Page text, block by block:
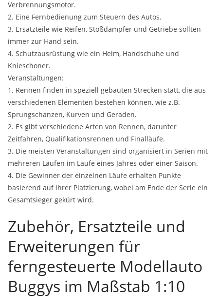
Verbrennungsmotor.
2. Eine Fernbedienung zum Steuern des Autos.
3. Ersatzteile wie Reifen, Stoßdämpfer und Getriebe sollten
immer zur Hand sein.
4. Schutzausrüstung wie ein Helm, Handschuhe und
Knieschoner.
Veranstaltungen:
1. Rennen finden in speziell gebauten Strecken statt, die aus
verschiedenen Elementen bestehen können, wie z.B.
Sprungschanzen, Kurven und Geraden.
2. Es gibt verschiedene Arten von Rennen, darunter
Zeitfahren, Qualifikationsrennen und Finalläufe.
3. Die meisten Veranstaltungen sind organisiert in Serien mit
mehreren Läufen im Laufe eines Jahres oder einer Saison.
4. Die Gewinner der einzelnen Läufe erhalten Punkte
basierend auf ihrer Platzierung, wobei am Ende der Serie ein
Gesamtsieger gekürt wird.
Zubehör, Ersatzteile und
Erweiterungen für
ferngesteuerte Modellauto
Buggys im Maßstab 1:10